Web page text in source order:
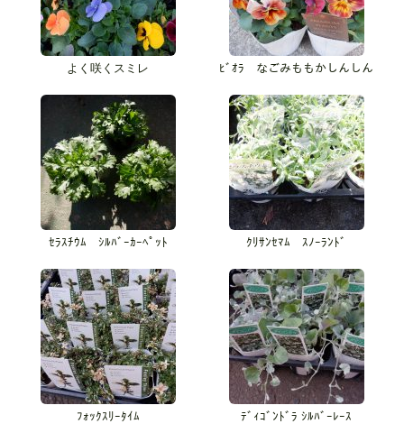
よく咲くスミレ ﾋﾞｵﾗ なごみももかしんしん
ｾﾗｽﾁｳﾑ ｼﾙﾊﾞｰｶｰﾍﾟｯﾄ ｸﾘｻﾝｾﾏﾑ ｽﾉｰﾗﾝﾄﾞ
ﾌｫｯｸｽﾘｰﾀｲﾑ ﾃﾞｨｺﾞﾝﾄﾞﾗ ｼﾙﾊﾞｰﾚｰｽ